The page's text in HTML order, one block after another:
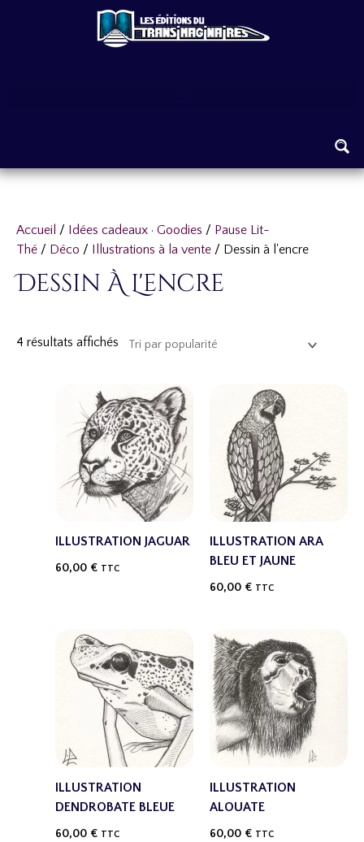
Accueil / Idées cadeaux · Goodies / Pause Lit-
Thé / Déco / Illustrations à la vente / Dessin à l'encre
Dessin À L'encre
4 résultats affichés
Trié
par
ILLUSTRATION JAGUAR
60,00 € TTC
ILLUSTRATION ARA
BLEU ET JAUNE
60,00 € TTC
ILLUSTRATION
DENDROBATE BLEUE
60,00 € TTC
ILLUSTRATION
ALOUATE
60,00 € TTC